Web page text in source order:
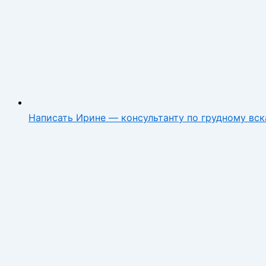
Написать Ирине — консультанту по грудному